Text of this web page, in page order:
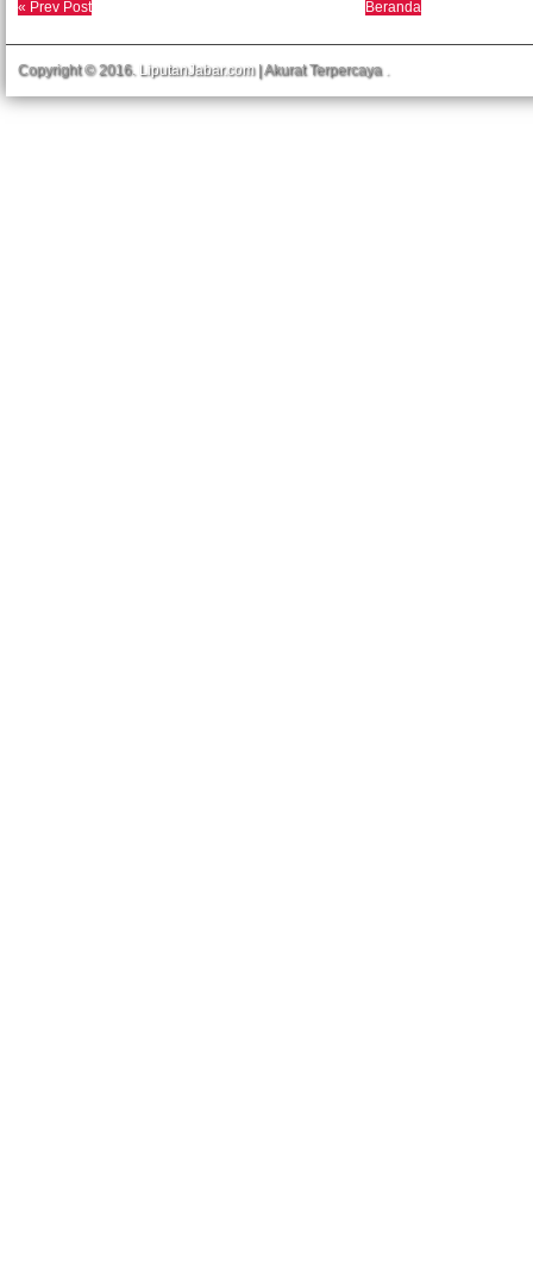
« Prev Post Beranda
Copyright © 2016. LiputanJabar.com| Akurat Terpercaya